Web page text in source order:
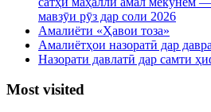
мавзӯи рӯз дар соли 2026
Амалиёти «Ҳавои тоза»
Амалиётҳои назоратӣ дар
Назорати давлатӣ дар самти
Most visited